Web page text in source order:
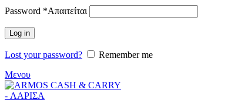
Password *Απαιτείται
Log in
Lost your password?
Remember me
Μενου